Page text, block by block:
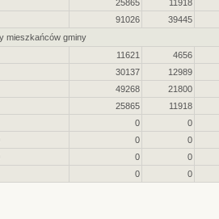
25865
11918
91026
39445
mieszkańców gminy
11621
4656
30137
12989
49268
21800
25865
11918
0
0
0
0
0
0
0 0